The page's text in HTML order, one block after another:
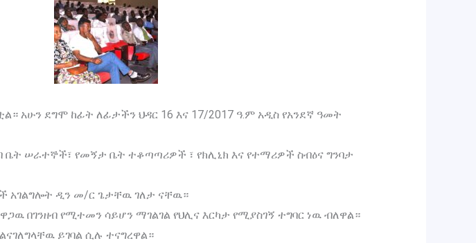
ደግሞ ከፊት ለፊታችን ህዳር 16 እና 17/2017 ዓ.ም አዲስ የአንደኛ ዓመት
ሠራተኞች፣ የመኝታ ቤት ተቆጣጣሪዎች ፣ የክሊኒክ እና የተማሪዎች ስብዕና ግንባታ
አገልግሎት ዲን መ/ር ጌታቸዉ ገለታ ናቸዉ።
በገንዘብ የሚተመን ሳይሆን ማገልገል የህሊና እርካታ የሚያስገኝ ተግባር ነዉ ብለዋል።
ይገባል ሲሉ ተናግረዋል።